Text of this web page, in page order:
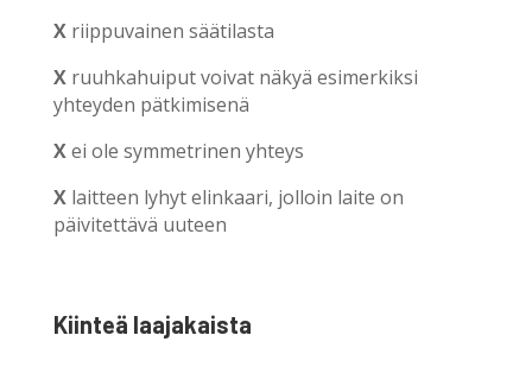
Xriippuvainen säätilasta
Xruuhkahuiput voivat näkyä esimerkiksi
yhteyden pätkimisenä
Xei ole symmetrinen yhteys
Xlaitteen lyhyt elinkaari, jolloin laite on
päivitettävä uuteen
Kiinteä laajakaista